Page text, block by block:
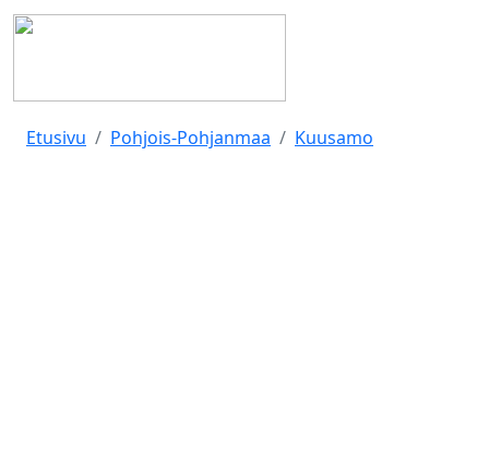
Etusivu Pohjois-Pohjanmaa Kuusamo